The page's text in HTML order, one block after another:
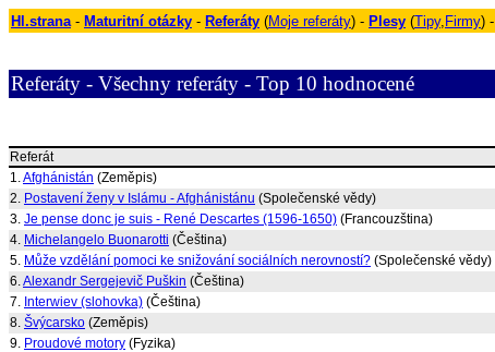
Hl.strana- Maturitní otázky - Referáty (Moje referáty) - Plesy (Tipy, Firmy) -
Referáty - Všechny referáty - Top 10 hodnocené
Referát
1.Afghánistán (Zeměpis)
2. Postavení ženy v Islámu - Afghánistánu (Společenské vědy)
3. Je pense donc je suis - René Descartes (1596-1650) (Francouzština)
4. Michelangelo Buonarotti (Čeština)
5. Může vzdělání pomoci ke snižování sociálních nerovností? (Společenské vědy)
6.Alexandr Sergejevič Puškin (Čeština)
7. Interwiev (slohovka) (Čeština)
8. Švýcarsko (Zeměpis)
9. Proudové motory (Fyzika)